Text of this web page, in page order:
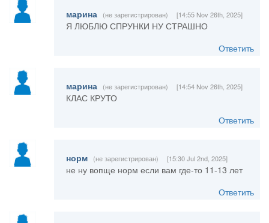
марина (не зарегистрирован) [14:55 Nov 26th, 2025]
Я ЛЮБЛЮ СПРУНКИ НУ СТРАШНО
Ответить
марина (не зарегистрирован) [14:54 Nov 26th, 2025]
КЛАС КРУТО
Ответить
норм (не зарегистрирован) [15:30 Jul 2nd, 2025]
не ну вопще норм если вам где-то 11-13 лет
Ответить